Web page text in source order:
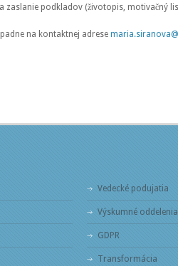
zaslanie podkladov (životopis, motivačný
na kontaktnej adrese
Vedecké podujatia
Výskumné oddelenia
GDPR
Transformácia